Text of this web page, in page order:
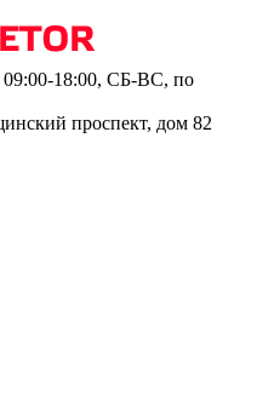
18:00, СБ-ВС, по
проспект, дом 82